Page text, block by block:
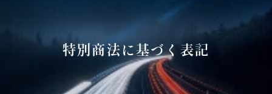
特別商法に基づく表記